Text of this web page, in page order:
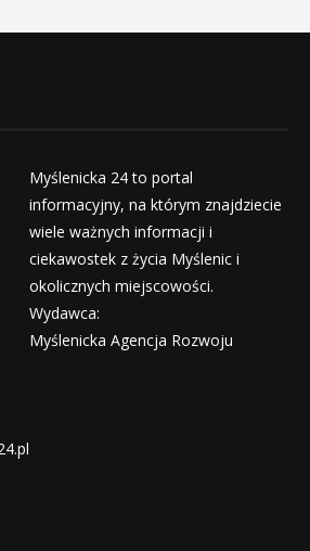
Myślenicka 24 to portal
informacyjny, na którym znajdziecie
wiele ważnych informacji i
ciekawostek z życia Myślenic i
okolicznych miejscowości.
Wydawca:
Myślenicka Agencja Rozwoju